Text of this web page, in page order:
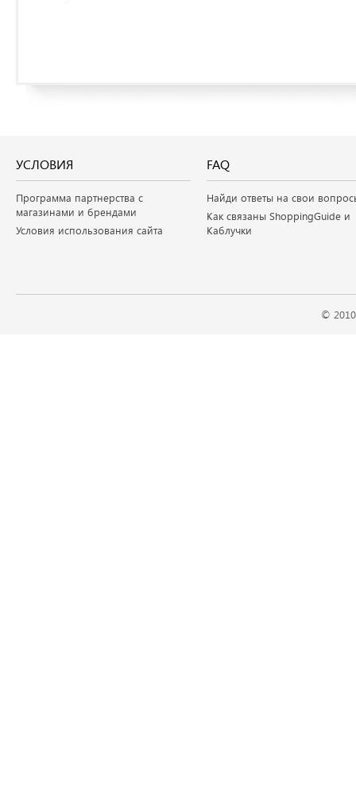
УСЛОВИЯ
Программа партнерства с
магазинами и брендами
Условия использования сайта
FAQ
Найди ответы на свои
Как связаны ShoppingGuide и
Каблучки
©